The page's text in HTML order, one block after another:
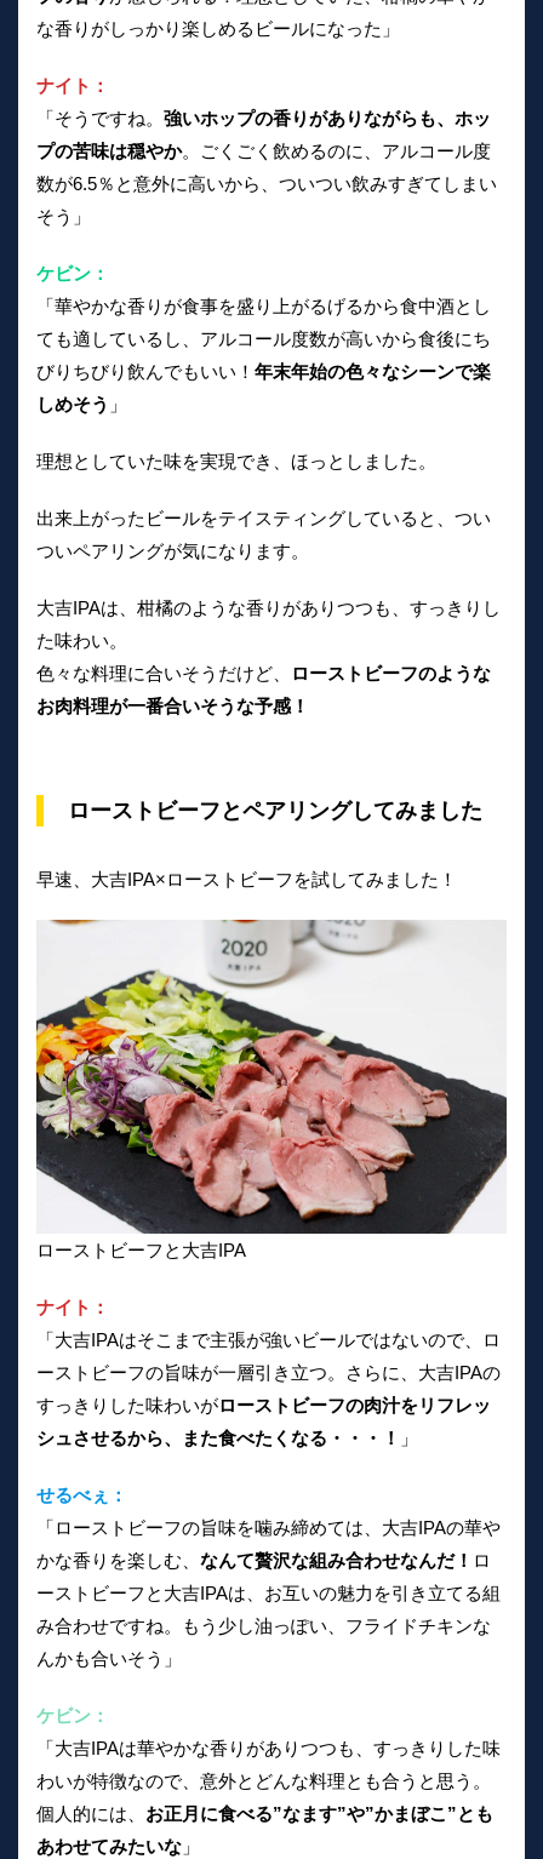
な香りがしっかり楽しめるビールになった」
ナイト：
「そうですね。 強いホップの香りがありながらも、ホッ
プの苦味は穏やか。ごくごく飲めるのに、アルコール度
数が6.5％と意外に高いから、ついつい飲みすぎてしまい
そう」
ケビン：
「華やかな香りが食事を盛り上がるげるから食中酒とし
ても適しているし、アルコール度数が高いから食後にち
びりちびり飲んでもいい！ 年末年始の色々なシーンで楽
しめそう 」
理想としていた味を実現でき、ほっとしました。
出来上がったビールをテイスティングしていると、つい
ついペアリングが気になります。
大吉IPAは、柑橘のような香りがありつつも、すっきりし
た味わい。
色々な料理に合いそうだけど、
ローストビーフのような
お肉料理が一番合いそうな予感！
ローストビーフとペアリングしてみました
早速、大吉IPA×ローストビーフを試してみました！
ローストビーフと大吉IPA
ナイト：
「大吉IPAはそこまで主張が強いビールではないので、ロ
ーストビーフの旨味が一層引き立つ。さらに、大吉IPAの
すっきりした味わいがローストビーフの肉汁をリフレッ
シュさせるから、また食べたくなる・・・！
」
せるべぇ：
「ローストビーフの旨味を噛み締めては、大吉IPAの華や
かな香りを楽しむ、 なんて贅沢な組み合わせなんだ！ ロ
ーストビーフと大吉IPAは、お互いの魅力を引き立てる組
み合わせですね。もう少し油っぽい、フライドチキンな
んかも合いそう」
ケビン：
「大吉IPAは華やかな香りがありつつも、すっきりした味
わいが特徴なので、意外とどんな料理とも合うと思う。
個人的には、 お正月に食べる”なます”や”かまぼこ”とも
あわせてみたいな 」